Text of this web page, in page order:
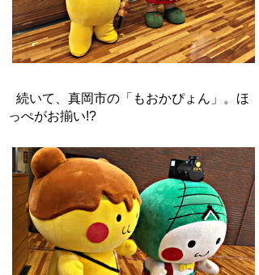
続いて、真岡市の「もおかぴょん」。ほ
っぺがお揃い!?